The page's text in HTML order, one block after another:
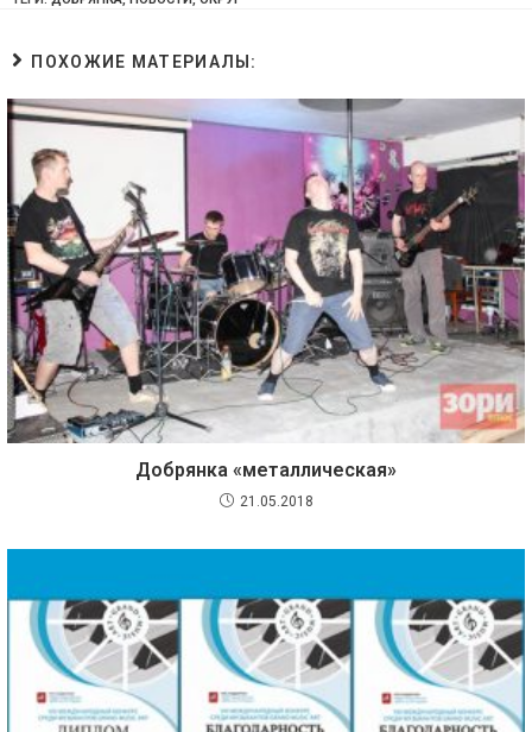
ПОХОЖИЕ МАТЕРИАЛЫ:
Добрянка «металлическая»
21.05.2018